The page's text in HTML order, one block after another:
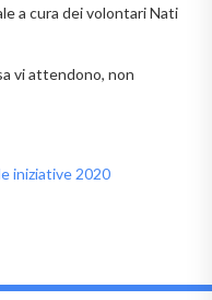
a cura dei volontari Nati
vi attendono, non
iniziative 2020